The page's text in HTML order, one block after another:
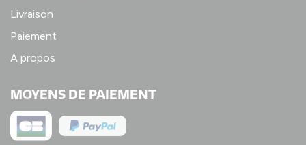
Livraison
Paiement
A propos
MOYENS DE PAIEMENT